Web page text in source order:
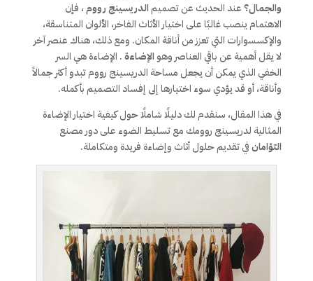
والجمال؟عند الحديث عن تصميمالدريسينج رووم، فإن
الاهتمام ينصب غالبًا على اختيار الأثاث الفاخر، الألوان المتناسقة،
والإكسسوارات التي تعزز من أناقة المكان. ومع ذلك، هناك عنصر آخر
لا يقل أهمية عن باقي العناصر وهو الإضاءة. الإضاءة هي السر
الخفي الذي يمكن أن يجعل مساحة الدريسينج رووم تبدو أكثر جمالاً
وأناقة، أو قد يؤدي سوء اختيارها إلى إفساد التصميم بأكمله.
في هذا المقال، سنقدم لك دليلًا شاملًا حول كيفية اختيار الإضاءة
المثالية لدريسينج روومك مع تسليط الضوء على دور مصنع
التؤامانفي تقديم حلول أثاث وإضاءة فريدة ومتكاملة.